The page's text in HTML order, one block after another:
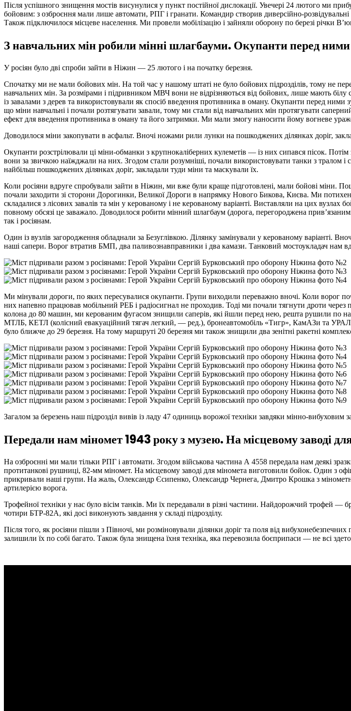
Після успішного знищення мостів висунулися у пункт постійної дислокації. Увечері 24 лютого ми
бойовим: з озброєння мали лише автомати, РПГ і гранати. Командир створив диверсійно-
Також підключилося місцеве населення. Ми провели мобілізацію і зайняли оборону по березі річки
З навчальних мін робили мінні шлагбауми. Окупанти перед ними
У росіян було дві спроби зайти в Ніжин — 25 лютого і на початку березня.
Спочатку ми не мали бойових мін. На той час у нашому штаті не було бойових підрозділів, тому не
навчальних мін. За розмірами і підривником МВЧ вони не відрізняються від бойових, лише мають
із завалами з дерев та використовували як спосіб введення противника в оману. Окупанти перед ними
що міни навчальні і почали розтягувати завали, тому ми стали від навчальних мін протягувати
ефект для введення противника в оману та його затримки. Ми мали змогу наносити йому вогневе
Доводилося міни закопувати в асфальт. Вночі ножами рили лунки на пошкоджених ділянках доріг,
Окупанти розстрілювали ці міни-обманки з крупнокаліберних кулеметів — із них сипався пісок.
вони за звичкою наїжджали на них. Згодом стали розумніші, почали використовувати танки з тралом
найбільш пошкоджених ділянках доріг, закладали туди міни та маскували їх.
Коли росіяни вдруге спробували зайти в Ніжин, ми вже були краще підготовлені, мали бойові міни.
почали заходити зі сторони Дорогинки, Великої Дороги в напрямку Нового Бикова, Києва. Ми
складалися з лісових завалів та мін у керованому і не керованому варіанті. Виставляли на цих
повному обсязі це заважало. Доводилося робити мінний шлагбаум (дорога, перегороджена
так і росіянам.
Один із вузлів загородження обладнали за Безуглівкою. Ділянку замінували у керованому варіанті.
наші сапери. Ворог втратив БМП, два паливознавправники і два камази. Танковий мостоукладач
Ми мінували дороги, по яких пересувалися окупанти. Групи виходили переважно вночі. Коли ворог
них напевно працював мобільний РЕБ і радіосигнал не проходив. Тоді ми почали тягнути дроти через
колона до 80 машин, ми керованим фугасом знищили саперів, які йшли перед нею, решта рушили
МТЛБ, КЕТЛ (колісний евакуаційний тягач легкий, — ред.), бронеавтомобіль «Тигр», КамАЗи та
було ближче до 29 березня. На тому маршруті 20 березня ми також знищили два зенітні ракетні
Загалом за березень наш підрозділ вивів із ладу 47 одиниць ворожої техніки завдяки мінно-вибуховим
Передали нам міномет 1943 року з музею. На місцевому заводі
На озброєнні ми мали тільки РПГ і автомати. Згодом військова частина А 4558 передала нам деякі
протитанкові рушниці, 82-мм міномет. На місцевому заводі для міномета виготовили бойок. Один з
прикривали наші групи. На жаль, Олександр Єсипенко, Олександр Чернега, Дмитро Крошка з
артилерією ворога.
Трофейної техніки у нас було вісім танків. Ми їх передавали в різні частини. Найдорожчий трофей
чотири БТР-82А, які досі виконують завдання у складі підрозділу.
Після того, як росіяни пішли з Півночі, ми розміновували ділянки доріг та поля від
залишили їх по собі багато. Також була знищена їхня техніка, яка перевозила боєприпаси — не всі